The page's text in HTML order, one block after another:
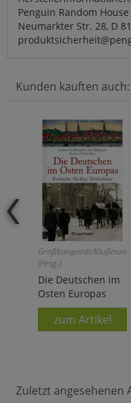
Penguin Random
Neumarkter Str. 28, D
Kunden kauften auch:
Großbongardt/
(Hrsg.):
Die Deutschen im
Osten Europas
zum Artikel
Zuletzt angesehenen